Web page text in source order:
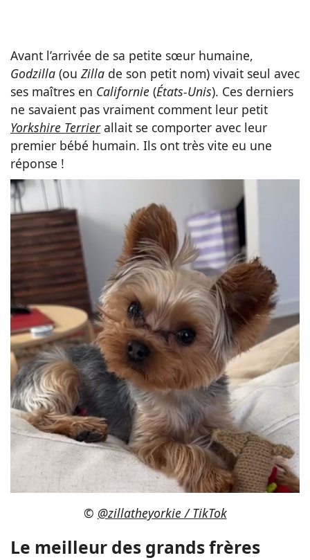
Avant l’arrivée de sa petite sœur humaine,
Godzilla (ou Zilla de son petit nom) vivait seul avec
ses maîtres en Californie (États-Unis). Ces derniers
ne savaient pas vraiment comment leur petit
Yorkshire Terrierallait se comporter avec leur
premier bébé humain. Ils ont très vite eu une
réponse !
© @zillatheyorkie / TikTok
Le meilleur des grands frères